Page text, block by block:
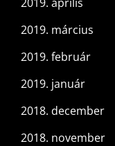
2019. március
2019. február
2019. január
2018. december
2018. november